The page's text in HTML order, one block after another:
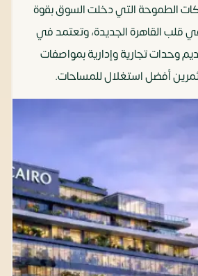
الطموحة التي دخلت السوق بقوة
قلب القاهرة الجديدة، وتعتمد في
وحدات تجارية وإدارية بمواصفات
أفضل استغلال للمساحات.